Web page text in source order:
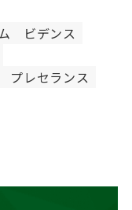
ビデンス
プレセランス